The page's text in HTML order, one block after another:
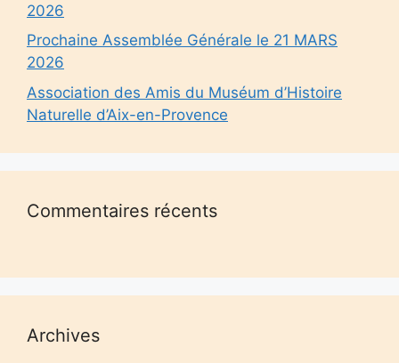
2026
Prochaine Assemblée Générale le 21 MARS
2026
Association des Amis du Muséum d’Histoire
Naturelle d’Aix-en-Provence
Commentaires récents
Archives